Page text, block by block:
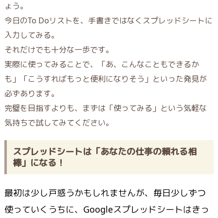
ょう。
今日のTo Doリストを、手書きではなくスプレッドシートに
入力してみる。
それだけでも十分な一歩です。
実際に使ってみることで、「あ、こんなこともできるか
も」「こうすればもっと便利になりそう」といった発見が
必ずあります。
完璧を目指すよりも、まずは「使ってみる」という気軽な
気持ちで試してみてください。
スプレッドシートは「あなたの仕事の頼れる相
棒」になる！
最初は少し戸惑うかもしれませんが、毎日少しずつ
使っていくうちに、Googleスプレッドシートはきっ